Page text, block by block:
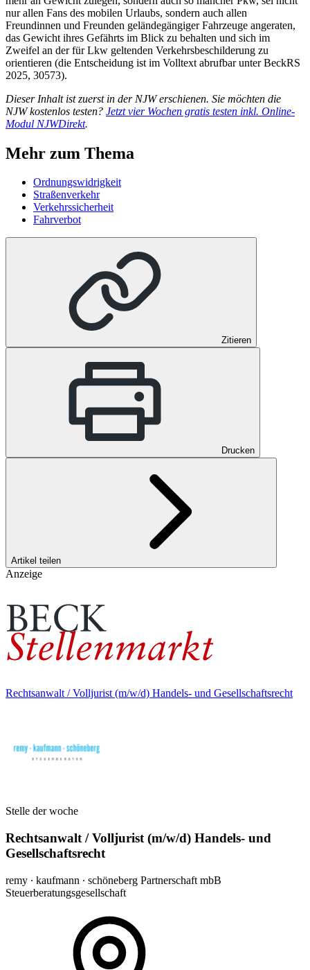
nur allen Fans des mobilen Urlaubs, sondern auch allen
Freundinnen und Freunden geländegängiger Fahrzeuge angeraten,
das Gewicht ihres Gefährts im Blick zu behalten und sich im
Zweifel an der für Lkw geltenden Verkehrsbeschilderung zu
orientieren (die Entscheidung ist im Volltext abrufbar unter BeckRS
2025, 30573).
Dieser Inhalt ist zuerst in der NJW erschienen. Sie möchten die
NJW kostenlos testen? Jetzt vier Wochen gratis testen inkl. Online-
Modul NJWDirekt.
Mehr zum Thema
Ordnungswidrigkeit
Straßenverkehr
Verkehrssicherheit
Fahrverbot
Zitieren
Drucken
Artikel teilen
Anzeige
Rechtsanwalt / Volljurist (m/w/d) Handels- und Gesellschaftsrecht
Stelle der woche
Rechtsanwalt / Volljurist (m/w/d) Handels- und
Gesellschaftsrecht
remy ∙ kaufmann ∙ schöneberg Partnerschaft mbB
Steuerberatungsgesellschaft